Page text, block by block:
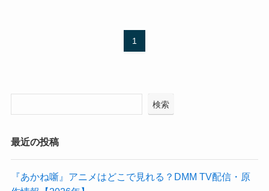
1
検索
最近の投稿
『あかね噺』アニメはどこで見れる？DMM TV配信・原